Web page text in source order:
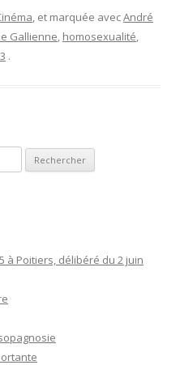
, et marquée avecAndré
Gallienne, homosexualité,
.
à Poitiers, délibéré du 2 juin